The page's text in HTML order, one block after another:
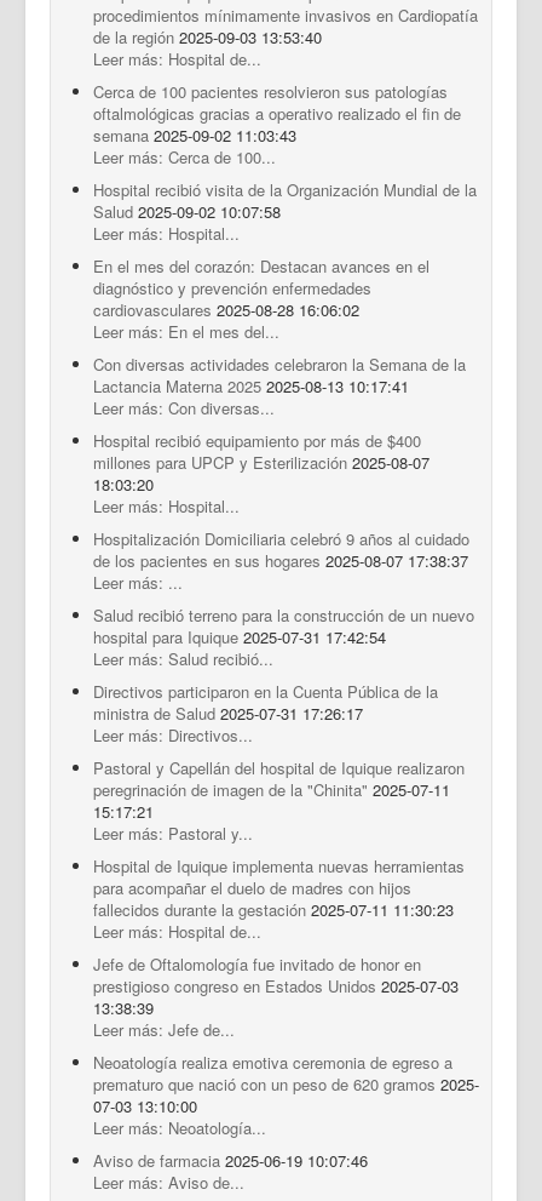
procedimientos mínimamente invasivos en Cardiopatía
de la región 2025-09-03 13:53:40
Leer más: Hospital de...
Cerca de 100 pacientes resolvieron sus patologías
oftalmológicas gracias a operativo realizado el fin de
semana 2025-09-02 11:03:43
Leer más: Cerca de 100...
Hospital recibió visita de la Organización Mundial de la
Salud 2025-09-02 10:07:58
Leer más: Hospital...
En el mes del corazón: Destacan avances en el
diagnóstico y prevención enfermedades
cardiovasculares 2025-08-28 16:06:02
Leer más: En el mes del...
Con diversas actividades celebraron la Semana de la
Lactancia Materna 2025 2025-08-13 10:17:41
Leer más: Con diversas...
Hospital recibió equipamiento por más de $400
millones para UPCP y Esterilización 2025-08-07
18:03:20
Leer más: Hospital...
Hospitalización Domiciliaria celebró 9 años al cuidado
de los pacientes en sus hogares 2025-08-07 17:38:37
Leer más: ...
Salud recibió terreno para la construcción de un nuevo
hospital para Iquique 2025-07-31 17:42:54
Leer más: Salud recibió...
Directivos participaron en la Cuenta Pública de la
ministra de Salud 2025-07-31 17:26:17
Leer más: Directivos...
Pastoral y Capellán del hospital de Iquique realizaron
peregrinación de imagen de la "Chinita" 2025-07-11
15:17:21
Leer más: Pastoral y...
Hospital de Iquique implementa nuevas herramientas
para acompañar el duelo de madres con hijos
fallecidos durante la gestación 2025-07-11 11:30:23
Leer más: Hospital de...
Jefe de Oftalomología fue invitado de honor en
prestigioso congreso en Estados Unidos 2025-07-03
13:38:39
Leer más: Jefe de...
Neoatología realiza emotiva ceremonia de egreso a
prematuro que nació con un peso de 620 gramos 2025-
07-03 13:10:00
Leer más: Neoatología...
Aviso de farmacia 2025-06-19 10:07:46
Leer más: Aviso de...